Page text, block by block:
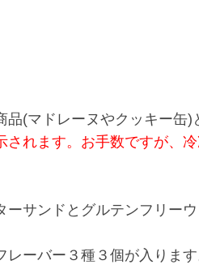
(マドレーヌやクッキー缶)
れます。お手数ですが、
ーサンドとグルテンフリー
ーバー３種３個が入ります